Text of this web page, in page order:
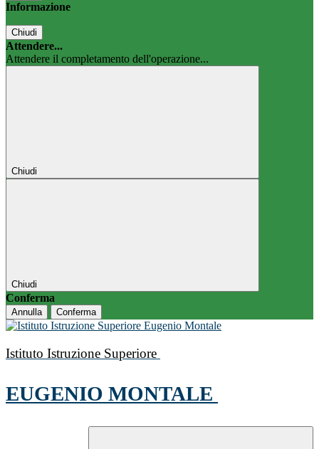
Informazione
Chiudi
Attendere...
Attendere il completamento dell'operazione...
Chiudi
Chiudi
Conferma
Annulla Conferma
Istituto Istruzione Superiore
EUGENIO MONTALE